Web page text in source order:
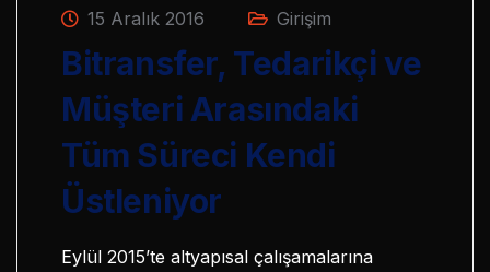
15 Aralık 2016 Girişim
Bitransfer, Tedarikçi ve
Müşteri Arasındaki
Tüm Süreci Kendi
Üstleniyor
Eylül 2015’te altyapısal çalışamalarına